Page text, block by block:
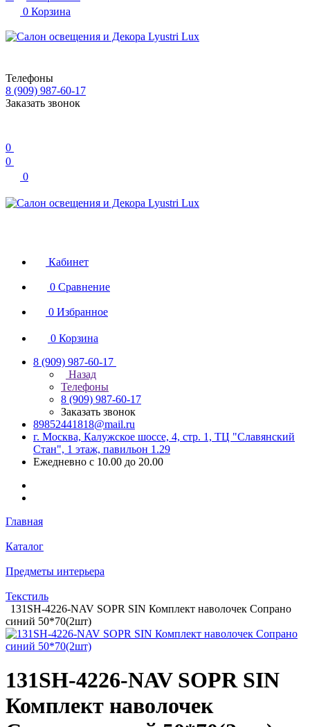
0 Корзина
Телефоны
8 (909) 987-60-17
Заказать звонок
0
0
0
Кабинет
0 Сравнение
0 Избранное
0 Корзина
8 (909) 987-60-17
Назад
Телефоны
8 (909) 987-60-17
Заказать звонок
89852441818@mail.ru
г. Москва, Калужское шоссе, 4, стр. 1, ТЦ "Славянский
Стан", 1 этаж, павильон 1.29
Ежедневно с 10.00 до 20.00
Главная
Каталог
Предметы интерьера
Текстиль
131SH-4226-NAV SOPR SIN Комплект наволочек Сопрано
синий 50*70(2шт)
131SH-4226-NAV SOPR SIN
Комплект наволочек